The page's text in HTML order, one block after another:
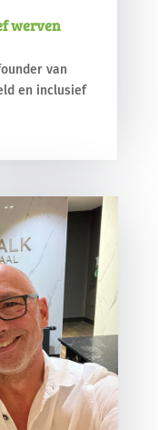
werven
van
en inclusief